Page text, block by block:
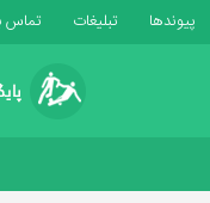
پیوندها تبلیغات تماس